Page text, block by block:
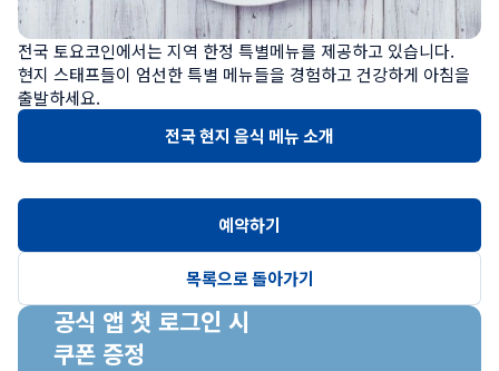
전국 토요코인에서는 지역 한정 특별메뉴를 제공하고 있습니다.
현지 스태프들이 엄선한 특별 메뉴들을 경험하고 건강하게 아침을
출발하세요.
전국 현지 음식 메뉴 소개
예약하기
목록으로 돌아가기
공식 앱 첫 로그인 시
쿠폰 증정